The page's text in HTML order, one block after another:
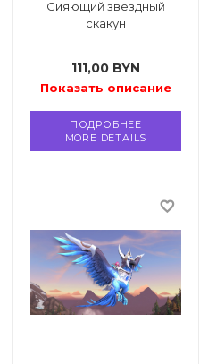
Сияющий звездный
скакун
111,00 BYN
Показать описание
ПОДРОБНЕЕ
MORE DETAILS
favorite_border